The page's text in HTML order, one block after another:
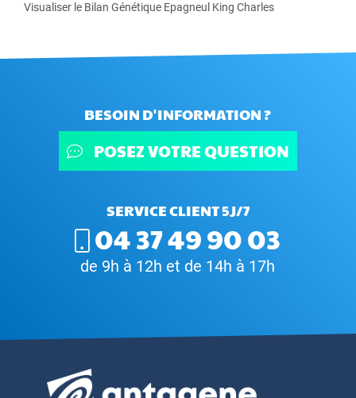
Visualiser le Bilan Génétique Epagneul King Charles
BESOIN D'INFORMATION ?
POSEZ VOTRE QUESTION
SERVICE CLIENT 5J/7
04 37 49 90 03
de 9h à 12h et de 14h à 17h